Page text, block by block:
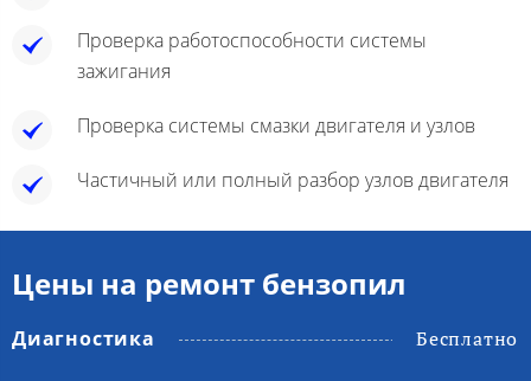
Проверка работоспособности системы
зажигания
Проверка системы смазки двигателя и узлов
Частичный или полный разбор узлов двигателя
Цены на ремонт бензопил
Диагностика Бесплатно